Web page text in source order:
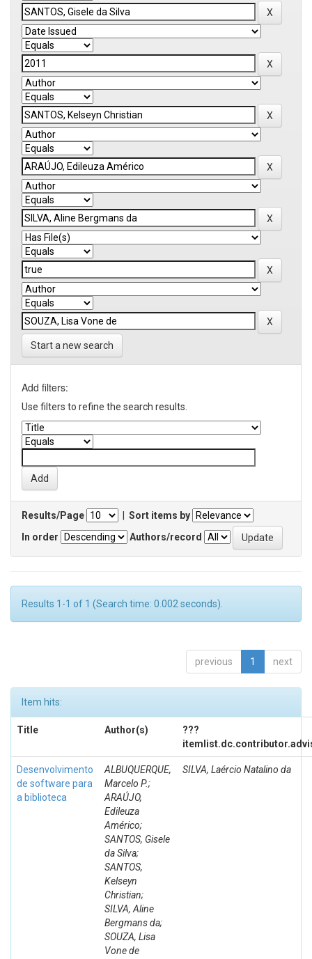
Start a new search
Add filters:
Use filters to refine the search results.
Results/Page
Sort items by
In order
Authors/record
Results 1-1 of 1 (Search time: 0.002 seconds).
previous 1 next
Item hits:
Title Author(s)
???
Desenvolvimento
de software para
a biblioteca
ALBUQUERQUE,
Marcelo P.;
ARAÚJO,
Edileuza
Américo;
SANTOS, Gisele
da Silva;
SANTOS,
Kelseyn
Christian;
SILVA, Aline
Bergmans da;
SOUZA, Lisa
Vone de
SILVA, Laércio Natalino da